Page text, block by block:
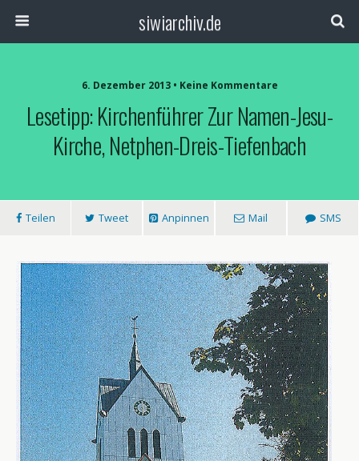
siwiarchiv.de
6. Dezember 2013 • Keine Kommentare
Lesetipp: Kirchenführer Zur Namen-Jesu-
Kirche, Netphen-Dreis-Tiefenbach
Teilen Tweet Anpinnen Mail SMS